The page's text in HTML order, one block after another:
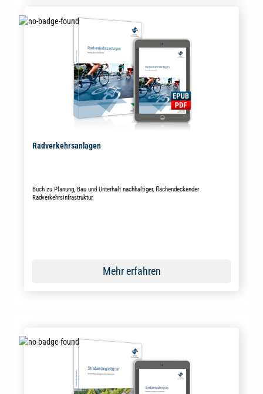
Radverkehrsanlagen
Buch zu Planung, Bau und Unterhalt nachhaltiger, flächendeckender
Radverkehrsinfrastruktur.
Mehr erfahren